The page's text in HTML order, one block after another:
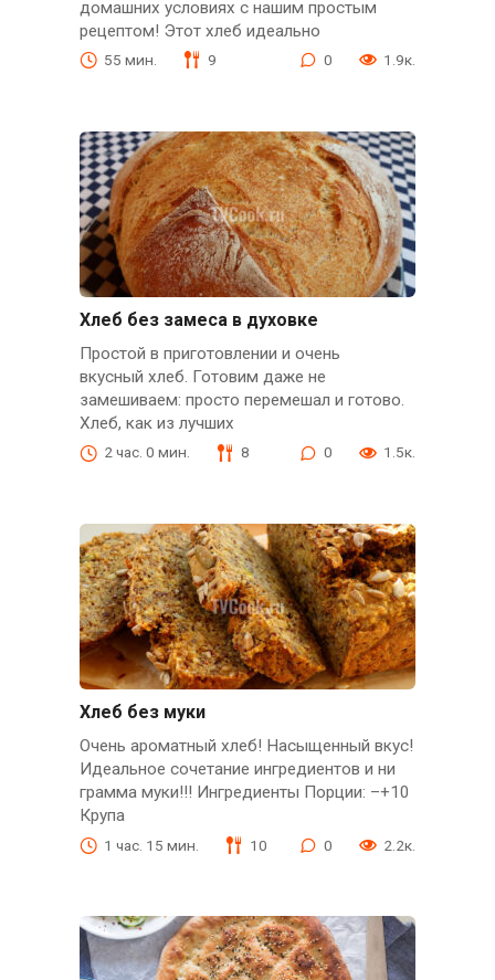
домашних условиях с нашим простым
рецептом! Этот хлеб идеально
55 мин. 9 0 1.9к.
Хлеб без замеса в духовке
Простой в приготовлении и очень
вкусный хлеб. Готовим даже не
замешиваем: просто перемешал и готово.
Хлеб, как из лучших
2 час. 0 мин. 8 0 1.5к.
Хлеб без муки
Очень ароматный хлеб! Насыщенный вкус!
Идеальное сочетание ингредиентов и ни
грамма муки!!! Ингредиенты Порции: –+10
Крупа
1 час. 15 мин. 10 0 2.2к.